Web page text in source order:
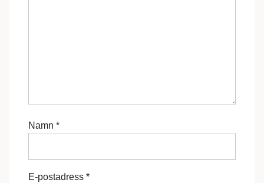
Namn *
E-postadress *